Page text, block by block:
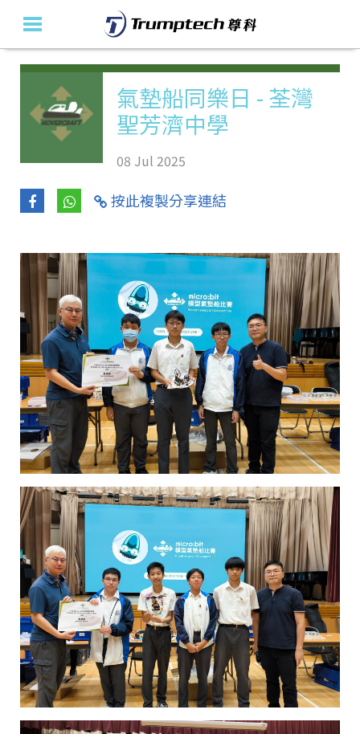
氣墊船同樂日 - 荃灣
聖芳濟中學
08 Jul 2025
按此複製分享連結
主頁
關於我們
教育產品及方案
活動花絮
聯絡我們
En